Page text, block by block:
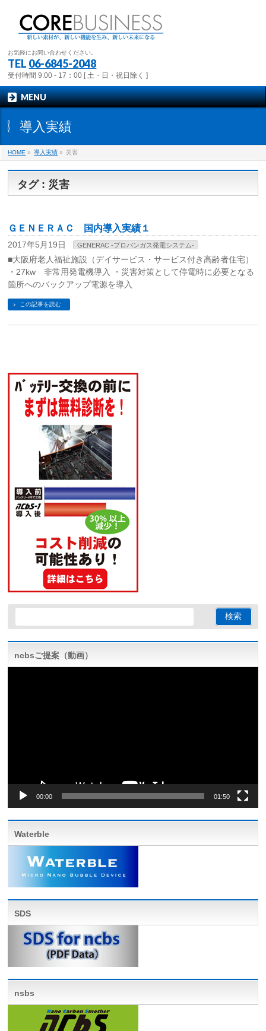
お気軽にお問い合わせください。
TEL 06-6845-2048
受付時間 9:00 - 17：00 [ 土・日・祝日除く ]
MENU
導入実績
HOME » 導入実績 » 災害
タグ : 災害
ＧＥＮＥＲＡＣ 国内導入実績１
2017年5月19日 GENERAC -プロパンガス発電システム-
■大阪府老人福祉施設（デイサービス・サービス付き高齢者住宅）
・27kw 非常用発電機導入 ・災害対策として停電時に必要となる
箇所へのバックアップ電源を導入
この記事を読む
ncbsご提案（動画）
00:00 01:50
Waterble
SDS
nsbs